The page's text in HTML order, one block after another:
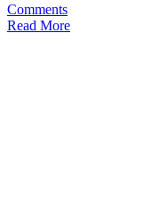
Comments
Read More